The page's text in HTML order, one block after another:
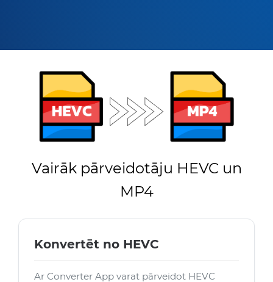
Vairāk pārveidotāju HEVC un
MP4
Konvertēt no HEVC
Ar Converter App varat pārveidot HEVC